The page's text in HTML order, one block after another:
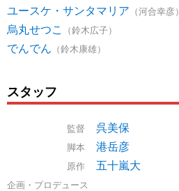
ユースケ・サンタマリア （河合幸彦）
烏丸せつこ （鈴木広子）
でんでん （鈴木康雄）
スタッフ
監督 呉美保
脚本 港岳彦
原作 五十嵐大
企画・プロデュース